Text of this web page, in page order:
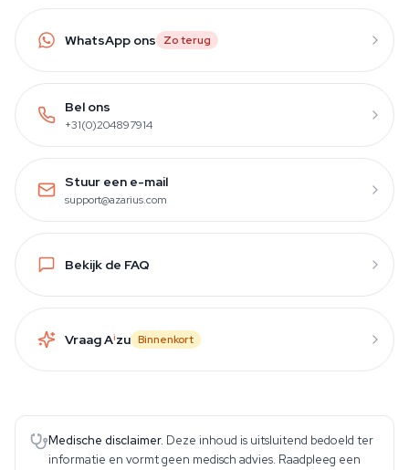
WhatsApp ons Zo terug
Bel ons
+31(0)204897914
Stuur een e-mail
support@azarius.com
Bekijk de FAQ
Vraag Aizu Binnenkort
Medische disclaimer. Deze inhoud is uitsluitend bedoeld ter
informatie en vormt geen medisch advies. Raadpleeg een